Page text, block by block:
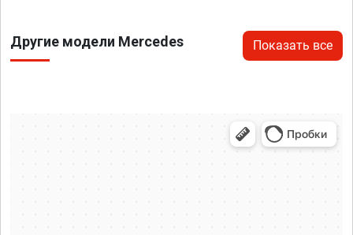
Другие модели Mercedes Показать все